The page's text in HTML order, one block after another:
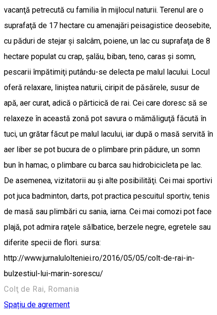
vacanţă petrecută cu familia în mijlocul naturii. Terenul are o
suprafaţă de 17 hectare cu amenajări peisagistice deosebite,
cu păduri de stejar şi salcâm, poiene, un lac cu suprafaţa de 8
hectare populat cu crap, şalău, biban, teno, caras şi somn,
pescarii împătimiţi putându-se delecta pe malul lacului. Locul
oferă relaxare, liniştea naturii, ciripit de păsărele, susur de
apă, aer curat, adică o părticică de rai. Cei care doresc să se
relaxeze în această zonă pot savura o mămăliguţă făcută în
tuci, un grătar făcut pe malul lacului, iar după o masă servită în
aer liber se pot bucura de o plimbare prin pădure, un somn
bun în hamac, o plimbare cu barca sau hidrobicicleta pe lac.
De asemenea, vizitatorii au şi alte posibilităţi. Cei mai sportivi
pot juca badminton, darts, pot practica pescuitul sportiv, tenis
de masă sau plimbări cu sania, iarna. Cei mai comozi pot face
plajă, pot admira raţele sălbatice, berzele negre, egretele sau
diferite specii de flori. sursa:
http://www.jurnalulolteniei.ro/2016/05/05/colt-de-rai-in-
bulzestiul-lui-marin-sorescu/
Colţ de Rai, Romania
Spațiu de agrement